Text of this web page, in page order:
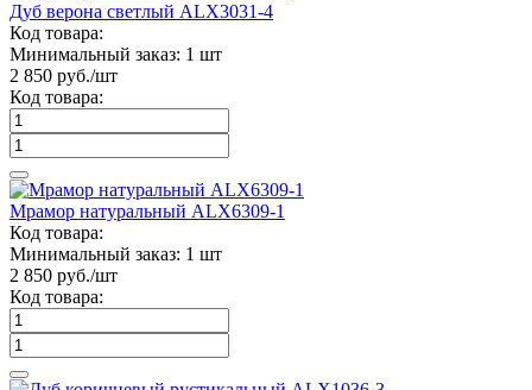
Дуб верона светлый ALX3031-4
Код товара:
Минимальный заказ: 1 шт
2 850 руб./шт
Код товара:
Мрамор натуральный ALX6309-1
Код товара:
Минимальный заказ: 1 шт
2 850 руб./шт
Код товара: